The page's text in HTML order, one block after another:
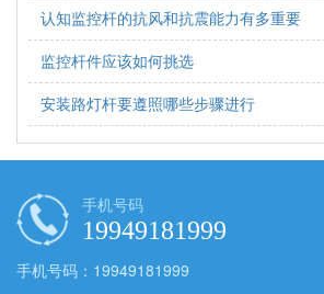
认知监控杆的抗风和抗震能力有多重要
监控杆件应该如何挑选
安装路灯杆要遵照哪些步骤进行
手机号码
19949181999
手机号码：19949181999